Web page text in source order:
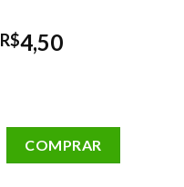
R$4,50Faixa
através
R$4,50
COMPRAR